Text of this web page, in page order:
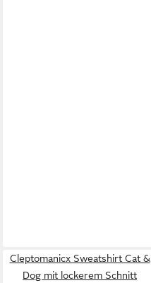
Cleptomanicx Sweatshirt Cat &
Dog mit lockerem Schnitt